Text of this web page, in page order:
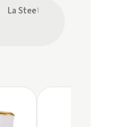
La Stee1